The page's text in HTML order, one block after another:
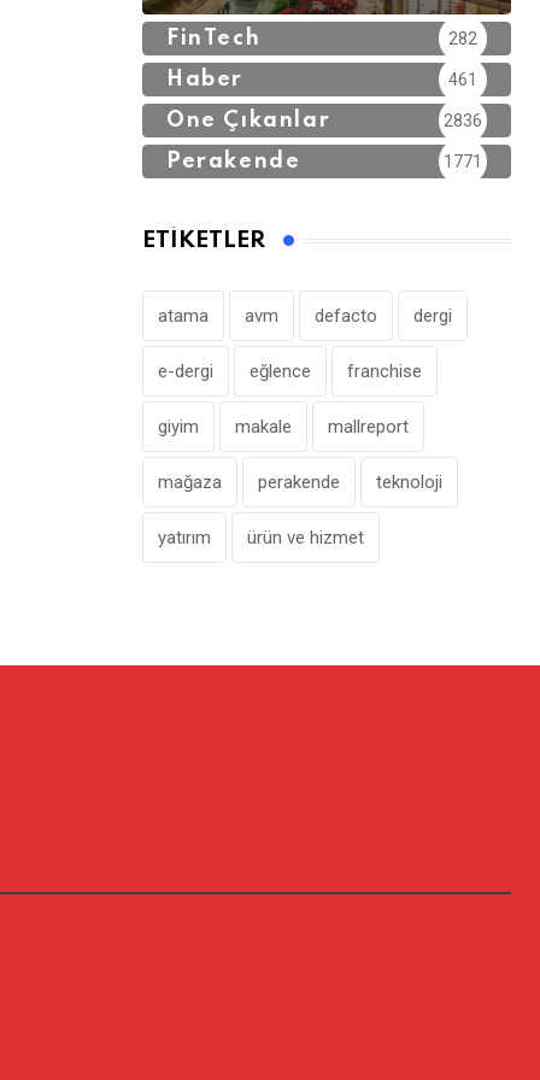
FinTech 282
Haber 461
Öne Çıkanlar 2836
Perakende 1771
ETIKETLER
atama avm defacto dergi
e-dergi eğlence franchise
giyim makale mallreport
mağaza perakende teknoloji
yatırım ürün ve hizmet